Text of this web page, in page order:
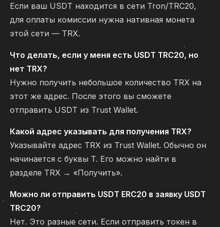
Если ваш USDT находится в сети Tron/TRC20,
для оплаты комиссии нужна нативная монета
этой сети — TRX.
Что делать, если у меня есть USDT TRC20, но
нет TRX?
Нужно получить небольшое количество TRX на
этот же адрес. После этого вы сможете
отправить USDT из Trust Wallet.
Какой адрес указывать для получения TRX?
Указывайте адрес TRX из Trust Wallet. Обычно он
начинается с буквы T. Его можно найти в
разделе TRX → «Получить».
Можно ли отправить USDT ERC20 в заявку USDT
TRC20?
Нет. Это разные сети. Если отправить токен в